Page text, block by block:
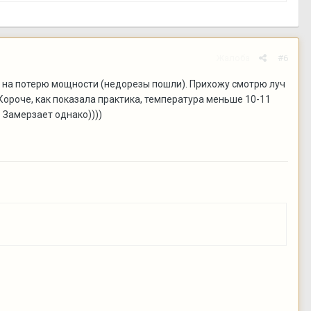
#6
потерю мощности (недорезы пошли). Прихожу смотрю луч
как показала практика, температура меньше 10-11
Замерзает однако))))